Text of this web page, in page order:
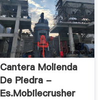
Cantera Molienda
De Piedra -
Es.mobilecrusher